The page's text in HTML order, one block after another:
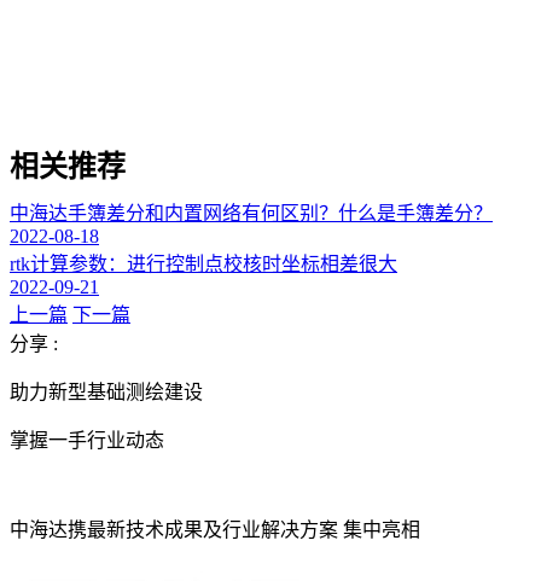
相关推荐
中海达手簿差分和内置网络有何区别？什么是手簿差分？
2022-08-18
rtk计算参数：进行控制点校核时坐标相差很大
2022-09-21
上一篇 下一篇
分享 :
助力新型基础测绘建设
掌握一手行业动态
中海达携最新技术成果及行业解决方案 集中亮相